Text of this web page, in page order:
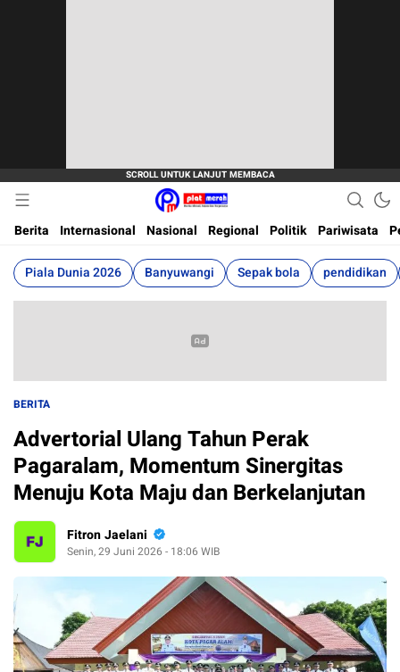
Plat Merah
Berita Terkini, Akurat, Terpercaya Dan Cepat
Berita
Internasional Nasional Regional Politik Pariwisata
Piala Dunia 2026 Banyuwangi Sepak bola pendidikan
BERITA
Advertorial Ulang Tahun Perak
Pagaralam, Momentum Sinergitas
Menuju Kota Maju dan Berkelanjutan
Fitron Jaelani
Senin, 29 Juni 2026 - 18:06 WIB